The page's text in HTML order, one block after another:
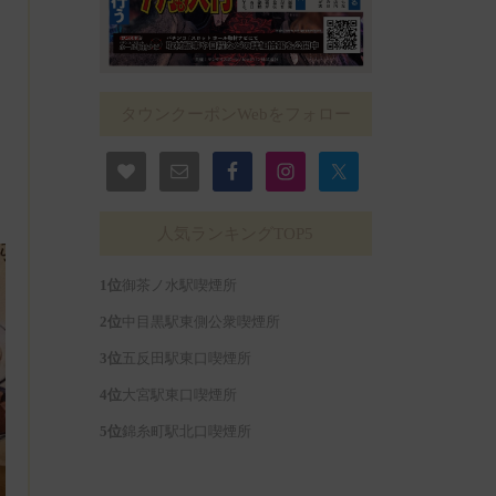
御茶ノ水駅喫煙所
中目黒駅東側公衆喫煙所
五反田駅東口喫煙所
大宮駅東口喫煙所
錦糸町駅北口喫煙所